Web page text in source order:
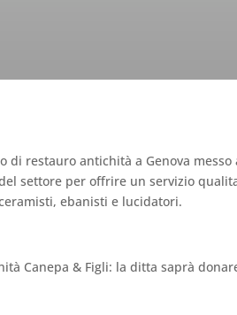
restauro antichità a Genova messo
settore per offrire un servizio
ebanisti e lucidatori.
Canepa & Figli: la ditta saprà